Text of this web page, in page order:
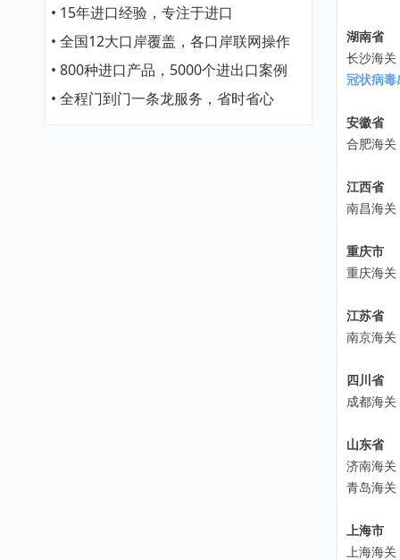
湖南省
长沙海关
冠状病毒
安徽省
合肥海关
江西省
南昌海关
重庆市
重庆海关
江苏省
南京海关
四川省
成都海关
山东省
济南海关
青岛海关
上海市
上海海关
• 15年进口经验，专注于进口
• 全国12大口岸覆盖，各口岸联网操作
• 800种进口产品，5000个进出口案例
• 全程门到门一条龙服务，省时省心